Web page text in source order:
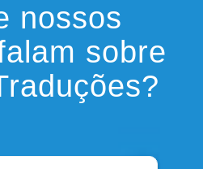
nossos
sobre